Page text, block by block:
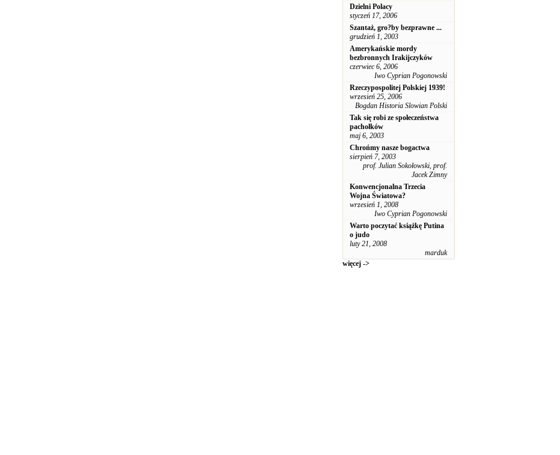
Dzielni Polacy
styczeń 17, 2006
Szantaż, gro?by bezprawne ...
grudzień 1, 2003
Amerykańskie mordy
bezbronnych Irakijczyków
czerwiec 6, 2006
Iwo Cyprian Pogonowski
Rzeczypospolitej Polskiej 1939!
wrzesień 25, 2006
Bogdan Historia Slowian Polski
Tak się robi ze społeczeństwa
pachołków
maj 6, 2003
Chrońmy nasze bogactwa
sierpień 7, 2003
prof. Julian Sokołowski, prof.
Jacek Zimny
Konwencjonalna Trzecia
Wojna Światowa?
wrzesień 1, 2008
Iwo Cyprian Pogonowski
Warto poczytać książkę Putina
o judo
luty 21, 2008
marduk
więcej ->